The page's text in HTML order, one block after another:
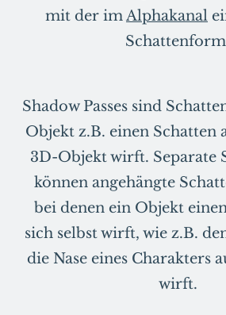
mit der imAlphakanal
Shadow Passes sind
Objekt z.B. einen Schatten
3D-Objekt wirft. Separate
können angehängte
bei denen ein Objekt
sich selbst wirft, wie z.B.
die Nase eines Charakters
wirft.